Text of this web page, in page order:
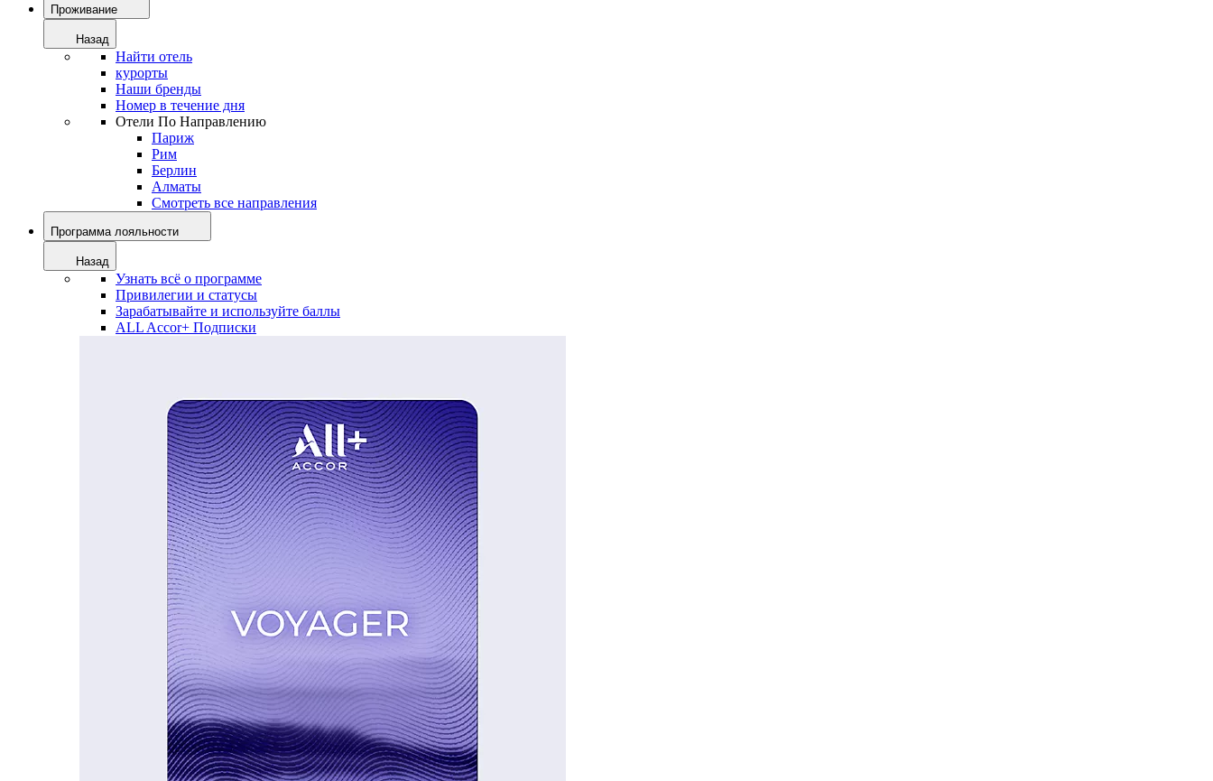
Проживание
Назад
Найти отель
курорты
Наши бренды
Номер в течение дня
Отели По Направлению
Париж
Рим
Берлин
Алматы
Смотреть все направления
Программа лояльности
Назад
Узнать всё о программе
Привилегии и статусы
Зарабатывайте и используйте баллы
ALL Accor+ Подписки